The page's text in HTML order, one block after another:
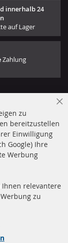
innerhalb 24
auf Lager
Zahlung
zu
bereitzustellen
Einwilligung
Google) Ihre
Werbung
Ihnen relevantere
zu